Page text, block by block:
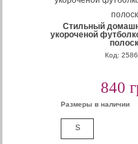
Cтильный
укороченой
Код:
840
Размеры в наличии
S